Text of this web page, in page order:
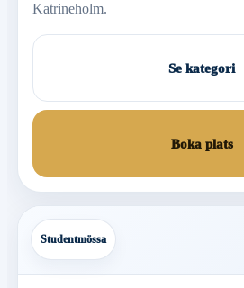
Katrineholm.
Se kategori
Boka plats
Studentmössa